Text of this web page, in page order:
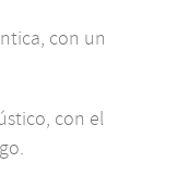
con un
con el